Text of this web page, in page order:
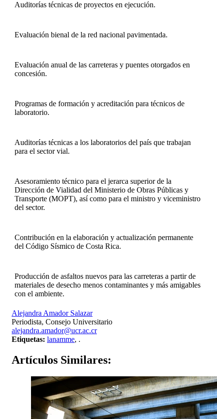
Auditorías técnicas de proyectos en ejecución.
Evaluación bienal de la red nacional pavimentada.
Evaluación anual de las carreteras y puentes otorgados en
concesión.
Programas de formación y acreditación para técnicos de
laboratorio.
Auditorías técnicas a los laboratorios del país que trabajan
para el sector vial.
Asesoramiento técnico para el jerarca superior de la
Dirección de Vialidad del Ministerio de Obras Públicas y
Transporte (MOPT), así como para el ministro y viceministro
del sector.
Contribución en la elaboración y actualización permanente
del Código Sísmico de Costa Rica.
Producción de asfaltos nuevos para las carreteras a partir de
materiales de desecho menos contaminantes y más amigables
con el ambiente.
Alejandra Amador Salazar
Periodista, Consejo Universitario
alejandra.amador@ucr.ac.cr
Etiquetas: lanamme, .
Artículos Similares: